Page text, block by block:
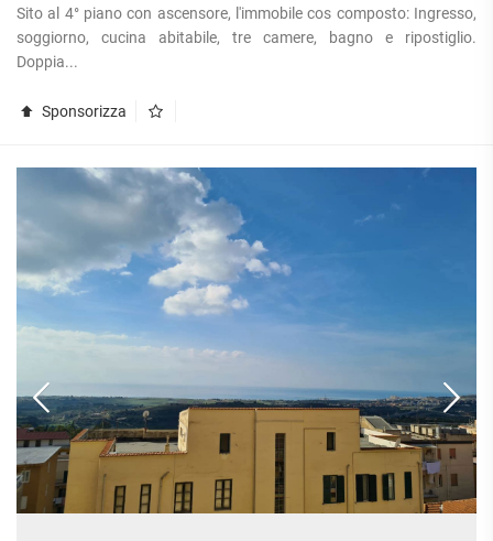
Sito al 4° piano con ascensore, l'immobile cos composto: Ingresso,
soggiorno, cucina abitabile, tre camere, bagno e ripostiglio.
Doppia...
Sponsorizza